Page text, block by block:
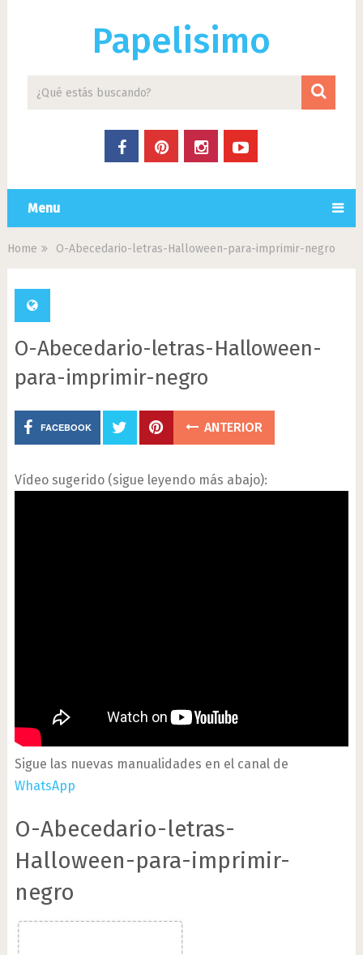
Papelisimo
Menu
Home O-Abecedario-letras-Halloween-para-imprimir-negro
O-Abecedario-letras-Halloween-
para-imprimir-negro
FACEBOOK ANTERIOR
Vídeo sugerido (sigue leyendo más abajo):
Sigue las nuevas manualidades en el canal de
WhatsApp
O-Abecedario-letras-
Halloween-para-imprimir-
negro